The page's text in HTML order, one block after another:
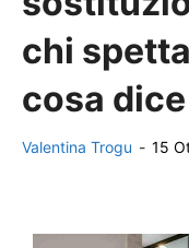
chi
cosa
Valentina Trogu - 15